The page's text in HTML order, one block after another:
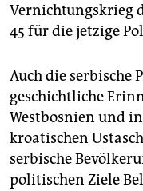
Vernichtungskrieg
45 für die jetzige
Auch die serbische
geschichtliche
Westbosnien und
kroatischen
serbische
politischen Ziele